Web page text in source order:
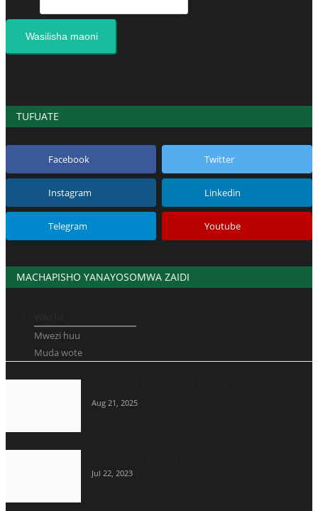
Wasilisha maoni
TUFUATE
Facebook Twitter
Instagram Linkedin
Telegram Youtube
MACHAPISHO YANAYOSOMWA ZAIDI
Mwezi huu
Muda wote
Aug 21, 2025
Jul 22, 2023